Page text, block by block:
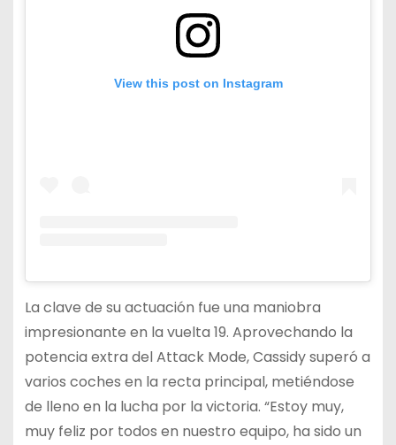
View this post on Instagram
La clave de su actuación fue una maniobra
impresionante en la vuelta 19. Aprovechando la
potencia extra del Attack Mode, Cassidy superó a
varios coches en la recta principal, metiéndose
de lleno en la lucha por la victoria. “Estoy muy,
muy feliz por todos en nuestro equipo, ha sido un